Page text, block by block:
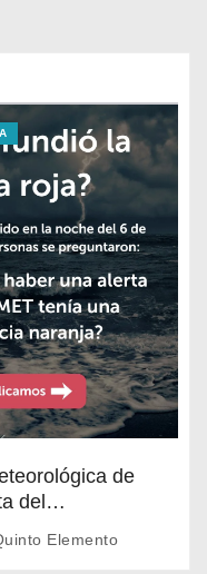
de
del
lo mismo.
Elemento